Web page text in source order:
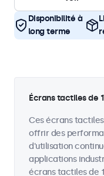
Disponibilité à
long terme
Écrans tactiles de
Ces écrans
offrir des
d'utilisation
applications
écrans tactiles de